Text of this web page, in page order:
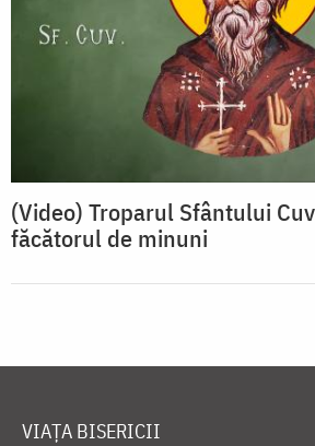
(Video) Troparul Sfântului
făcătorul de minuni
VIAȚA BISERICII